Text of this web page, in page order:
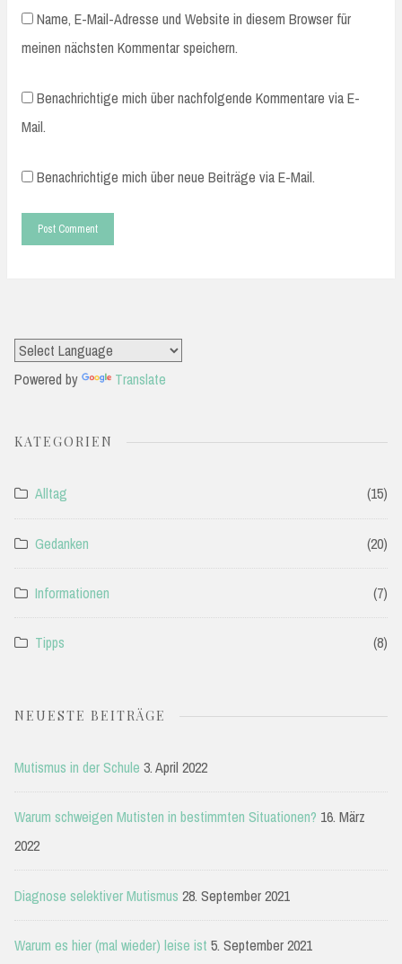
Name, E-Mail-Adresse und Website in diesem Browser für
meinen nächsten Kommentar speichern.
Benachrichtige mich über nachfolgende Kommentare via E-
Mail.
Benachrichtige mich über neue Beiträge via E-Mail.
Powered by Translate
KATEGORIEN
Alltag (15)
Gedanken (20)
Informationen (7)
Tipps (8)
NEUESTE BEITRÄGE
Mutismus in der Schule 3. April 2022
Warum schweigen Mutisten in bestimmten Situationen? 16. März
2022
Diagnose selektiver Mutismus 28. September 2021
Warum es hier (mal wieder) leise ist 5. September 2021